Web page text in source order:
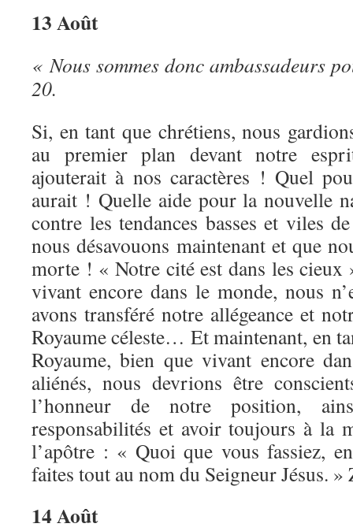
13 Août
« Nous sommes donc ambassadeurs
20.
Si, en tant que chrétiens, nous
au premier plan devant notre
ajouterait à nos caractères ! Quel
aurait ! Quelle aide pour la nouvelle
contre les tendances basses et viles
nous désavouons maintenant et que
morte ! « Notre cité est dans les cieux
vivant encore dans le monde, nous
avons transféré notre allégeance et
Royaume céleste… Et maintenant, en
Royaume, bien que vivant encore
aliénés, nous devrions être
l’honneur de notre position,
responsabilités et avoir toujours à la
l’apôtre : « Quoi que vous fassiez,
faites tout au nom du Seigneur Jésus.
14 Août